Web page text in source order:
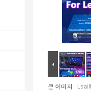
큰 이미지 :